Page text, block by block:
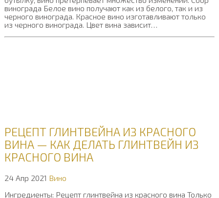
винограда Белое вино получают как из белого, так и из
черного винограда. Красное вино изготавливают только
из черного винограда. Цвет вина зависит…
РЕЦЕПТ ГЛИНТВЕЙНА ИЗ КРАСНОГО
ВИНА — КАК ДЕЛАТЬ ГЛИНТВЕЙН ИЗ
КРАСНОГО ВИНА
24 Апр 2021 Вино
Ингредиенты: Рецепт глинтвейна из красного вина Только